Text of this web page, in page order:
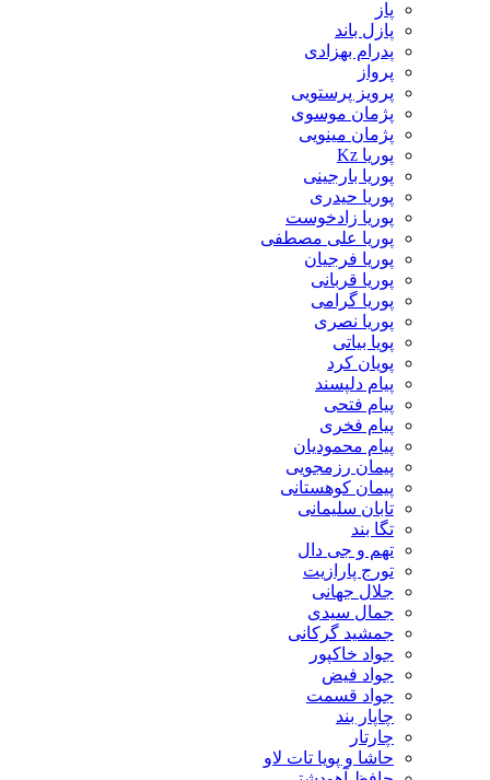
پازل باند
پدرام بهزادی
پرواز
پرویز پرستویی
پژمان موسوی
پژمان مینویی
پوریا Kz
پوریا بارجینی
پوریا حیدری
پوریا زادخوست
پوریا علی مصطفی
پوریا فرجیان
پوریا قربانی
پوریا گرامی
پوریا نصری
پویا بیاتی
پویان کرد
پیام دلپسند
پیام فتحی
پیام فخری
پیام محمودیان
پیمان رزمجویی
پیمان کوهستانی
تابان سلیمانی
تگا بند
تهم و جی دال
تورج پارازیت
جلال جهانی
جمال سیدی
جمشید گرکانی
جواد خاکپور
جواد فیض
جواد قسمت
چاپار بند
چارتار
حاشا و پویا تات لاو